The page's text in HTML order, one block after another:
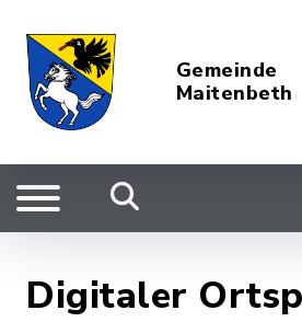
Gemeinde
Maitenbeth
Digitaler